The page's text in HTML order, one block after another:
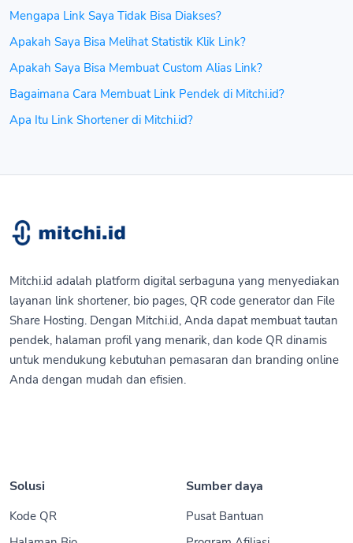
Mengapa Link Saya Tidak Bisa Diakses?
Apakah Saya Bisa Melihat Statistik Klik Link?
Apakah Saya Bisa Membuat Custom Alias Link?
Bagaimana Cara Membuat Link Pendek di Mitchi.id?
Apa Itu Link Shortener di Mitchi.id?
Mitchi.id adalah platform digital serbaguna yang menyediakan
layanan link shortener, bio pages, QR code generator dan File
Share Hosting. Dengan Mitchi.id, Anda dapat membuat tautan
pendek, halaman profil yang menarik, dan kode QR dinamis
untuk mendukung kebutuhan pemasaran dan branding online
Anda dengan mudah dan efisien.
Solusi
Kode QR
Sumber daya
Pusat Bantuan